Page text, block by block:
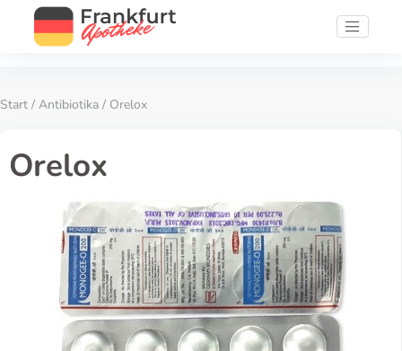
Start / Antibiotika / Orelox
Orelox